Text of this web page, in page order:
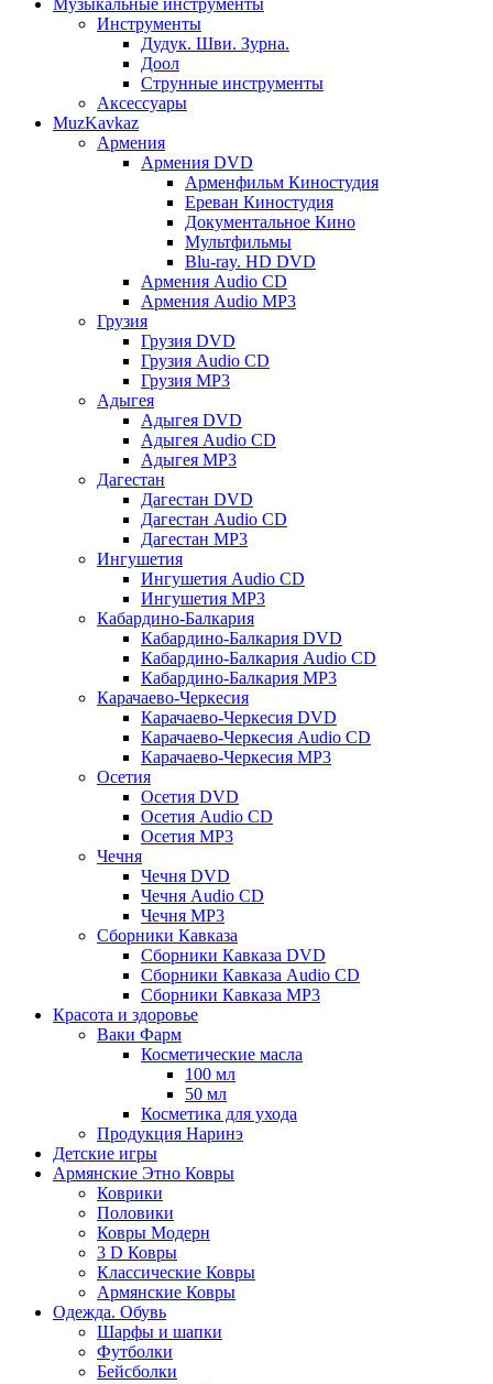
Музыкальные инструменты
Инструменты
Дудук. Шви. Зурна.
Доол
Струнные инструменты
Аксессуары
MuzKavkaz
Армения
Армения DVD
Арменфильм Киностудия
Ереван Киностудия
Документальное Кино
Мультфильмы
Blu-ray. HD DVD
Армения Audio CD
Армения Audio MP3
Грузия
Грузия DVD
Грузия Audio CD
Грузия MP3
Адыгея
Адыгея DVD
Адыгея Audio CD
Адыгея MP3
Дагестан
Дагестан DVD
Дагестан Audio CD
Дагестан MP3
Ингушетия
Ингушетия Audio CD
Ингушетия MP3
Кабардино-Балкария
Кабардино-Балкария DVD
Кабардино-Балкария Audio CD
Кабардино-Балкария MP3
Карачаево-Черкесия
Карачаево-Черкесия DVD
Карачаево-Черкесия Audio CD
Карачаево-Черкесия MP3
Осетия
Осетия DVD
Осетия Audio CD
Осетия MP3
Чечня
Чечня DVD
Чечня Audio CD
Чечня MP3
Сборники Кавказа
Сборники Кавказа DVD
Сборники Кавказа Audio CD
Сборники Кавказа MP3
Красота и здоровье
Ваки Фарм
Косметические масла
100 мл
50 мл
Косметика для ухода
Продукция Наринэ
Детские игры
Армянские Этно Ковры
Коврики
Половики
Ковры Модерн
3 D Ковры
Классические Ковры
Армянские Ковры
Одежда. Обувь
Шарфы и шапки
Футболки
Бейсболки